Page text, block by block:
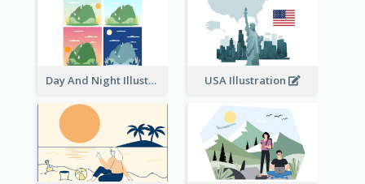
Day And Night Illustration USA Illustration